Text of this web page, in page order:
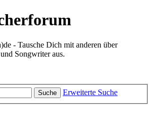
- Tausche Dich mit anderen über
Songwriter aus.
Suche Erweiterte Suche